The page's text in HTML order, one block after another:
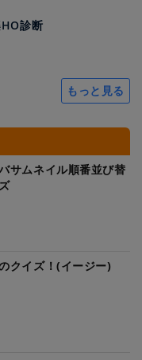
診断
もっと見る
サムネイル順番並び替
クイズ！(イージー)